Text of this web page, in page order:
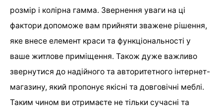
розмір і колірна гамма. Звернення уваги на ці
фактори допоможе вам прийняти зважене рішення,
яке внесе елемент краси та функціональності у
ваше житлове приміщення. Також дуже важливо
звернутися до надійного та авторитетного інтернет-
магазину, який пропонує якісні та довговічні меблі.
Таким чином ви отримаєте не тільки сучасні та